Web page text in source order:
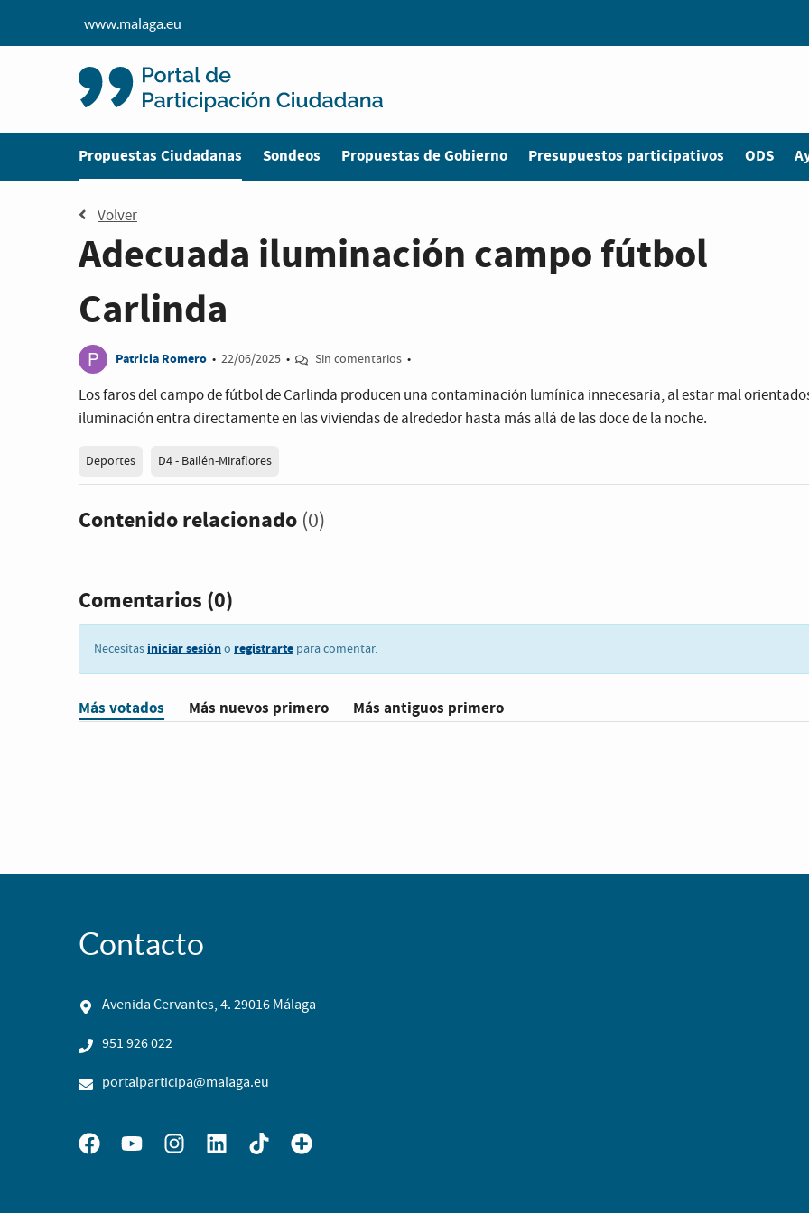
www.malaga.eu
Propuestas Ciudadanas Sondeos Propuestas de Gobierno Presupuestos participativos ODS
Volver
Adecuada iluminación campo fútbol
Carlinda
P Patricia Romero • 22/06/2025 • Sin comentarios •
Los faros del campo de fútbol de Carlinda producen una contaminación lumínica innecesaria, al estar mal
iluminación entra directamente en las viviendas de alrededor hasta más allá de las doce de la noche.
Deportes D4 - Bailén-Miraflores
Contenido relacionado (0)
Comentarios (0)
Necesitas iniciar sesióno registrarte para comentar.
Más votados Más nuevos primero Más antiguos primero
Contacto
Avenida Cervantes, 4. 29016 Málaga
951 926 022
portalparticipa@malaga.eu